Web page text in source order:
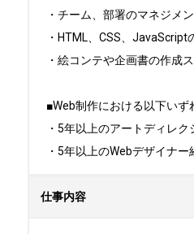
・チーム、部署のマネジメ
・HTML、CSS、JavaScript
・絵コンテや企画書の作成
■Web制作における以下いず
・5年以上のアートディレク
・5年以上のWebデザイナー
仕事内容